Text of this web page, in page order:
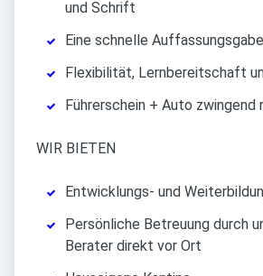
und Schrift
Eine schnelle Auffassungsgabe
Flexibilität, Lernbereitschaft
Führerschein + Auto zwingend
WIR BIETEN
Entwicklungs- und
Persönliche Betreuung durch
Berater direkt vor Ort